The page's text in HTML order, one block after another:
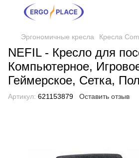
Эргономичные кресла Кресла
NEFIL - Кресло для
Компьютерное,
Геймерское, Сетка,
Артикул: 621153879 Оставить отзыв